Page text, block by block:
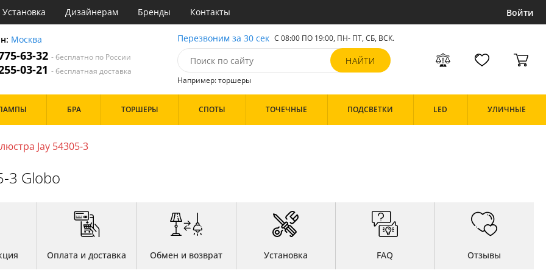
Установка Дизайнерам Бренды Контакты Войти
Москва
63-32- бесплатно по России
03-21- бесплатная доставка
Перезвоним за 30 сек С 08:00 ПО 19:00, ПН- ПТ, СБ, ВСК.
Например: торшеры
Золото
Прозрачные
Черные
Шары
БРА ТОРШЕРЫ СПОТЫ ТОЧЕЧНЫЕ ПОДСВЕТКИ LED УЛИЧНЫЕ
Jay 54305-3
3 Globo
Оплата и доставка Обмен и возврат Установка FAQ Отзывы